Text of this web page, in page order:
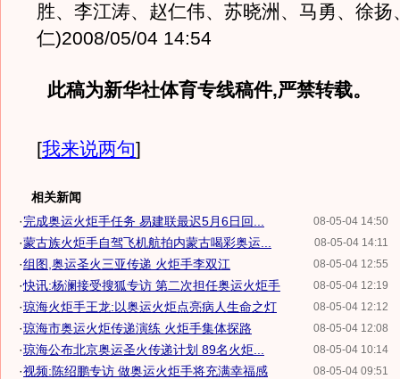
胜、李江涛、赵仁伟、苏晓洲、马勇、徐扬
仁)2008/05/04 14:54
此稿为新华社体育专线稿件,严禁转载。
[我来说两句]
相关新闻
08-05-04 14:50
·完成奥运火炬手任务 易建联最迟5月6日回...
08-05-04 14:11
·蒙古族火炬手自驾飞机航拍内蒙古喝彩奥运...
08-05-04 12:55
·组图,奥运圣火三亚传递 火炬手李双江
08-05-04 12:19
·快讯:杨澜接受搜狐专访 第二次担任奥运火炬手
08-05-04 12:12
·琼海火炬手王龙:以奥运火炬点亮病人生命之灯
08-05-04 12:08
·琼海市奥运火炬传递演练 火炬手集体探路
08-05-04 10:14
·琼海公布北京奥运圣火传递计划 89名火炬...
08-05-04 09:51
·视频:陈绍鹏专访 做奥运火炬手将充满幸福感